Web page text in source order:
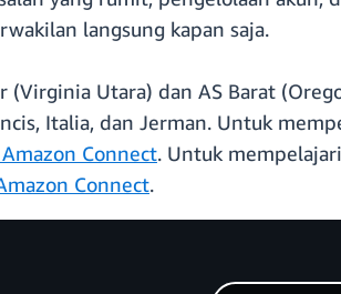
langsung kapan saja.
(Virginia Utara) dan AS Barat
Italia, dan Jerman. Untuk
Connect. Untuk mempelajari
Connect.